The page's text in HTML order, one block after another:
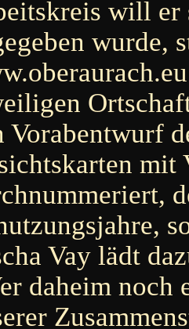
will er
wurde,
Vorabentwurf
mit
Vay lädt
daheim noch